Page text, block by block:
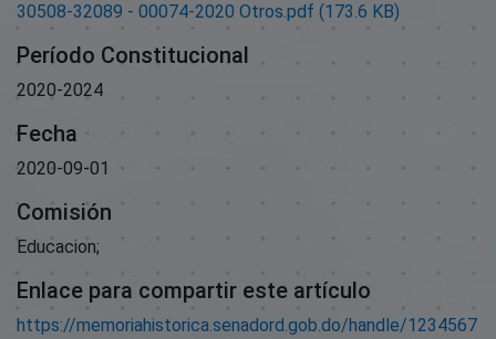
30508-32089 - 00074-2020 Otros.pdf (173.6 KB)
Período Constitucional
2020-2024
Fecha
2020-09-01
Comisión
Educacion;
Enlace para compartir este artículo
https://memoriahistorica.senadord.gob.do/handle/1234567